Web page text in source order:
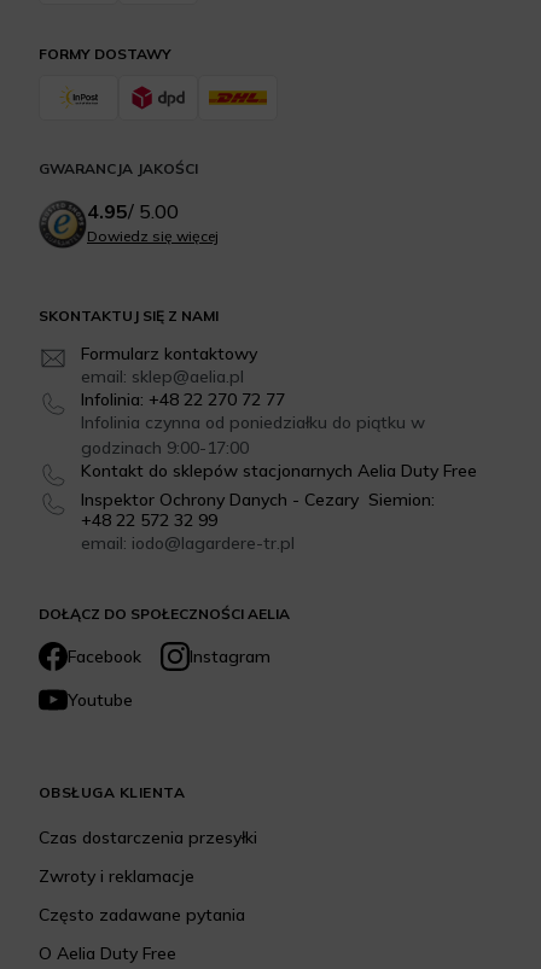
DOŁĄCZ DO SPOŁECZNOŚCI AELIA
Facebook
Instagram
Youtube
SKONTAKTUJ SIĘ Z NAMI
Formularz kontaktowy
email: sklep@aelia.pl
Infolinia: +48 22 270 72 77
Infolinia czynna od poniedziałku do piątku w
godzinach 9:00-17:00
Kontakt do sklepów stacjonarnych Aelia Duty Free
Inspektor Ochrony Danych - Cezary Siemion:
+48 22 572 32 99
email: iodo@lagardere-tr.pl
FORMY DOSTAWY
OBSŁUGA KLIENTA
Czas dostarczenia przesyłki
Zwroty i reklamacje
Często zadawane pytania
O Aelia Duty Free
GWARANCJA JAKOŚCI
4.95/ 5.00
Dowiedz się więcej